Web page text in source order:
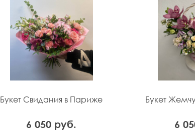
Букет Свидания в Париже
6 050 руб.
Букет
6